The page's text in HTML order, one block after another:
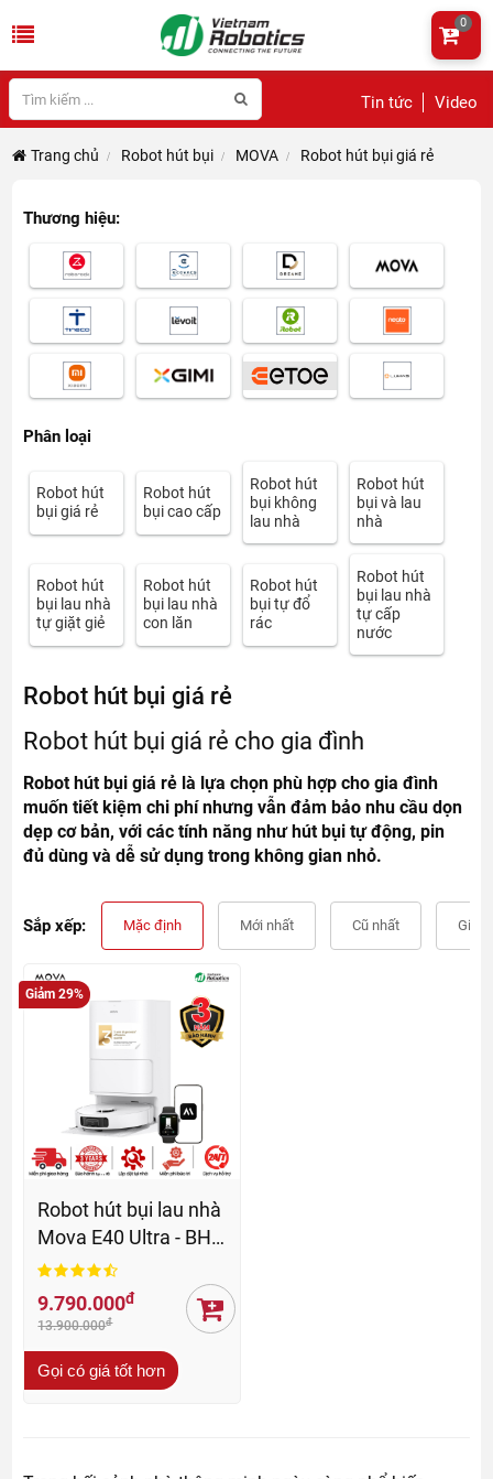
Tin tức Video
0
Trang chủ Robot hút bụi MOVA Robot hút bụi giá rẻ
Thương hiệu:
Phân loại
Robot hút
bụi giá rẻ
Robot hút
bụi cao cấp
Robot hút
bụi không
lau nhà
Robot hút
bụi và lau
nhà
Robot hút
bụi lau nhà
tự giặt giẻ
Robot hút
bụi lau nhà
con lăn
Robot hút
bụi tự đổ
rác
Robot hút
bụi lau nhà
tự cấp
nước
Robot hút bụi giá rẻ
Robot hút bụi giá rẻ cho gia đình
Robot hút bụi giá rẻ là lựa chọn phù hợp cho gia đình
muốn tiết kiệm chi phí nhưng vẫn đảm bảo nhu cầu dọn
dẹp cơ bản, với các tính năng như hút bụi tự động, pin
đủ dùng và dễ sử dụng trong không gian nhỏ.
Sắp xếp: Mặc định Mới nhất Cũ nhất Giá
Giảm 29%
Robot hút bụi lau nhà
Mova E40 Ultra - BH
36 tháng
9.790.000đ
13.900.000đ
Gọi có giá tốt hơn